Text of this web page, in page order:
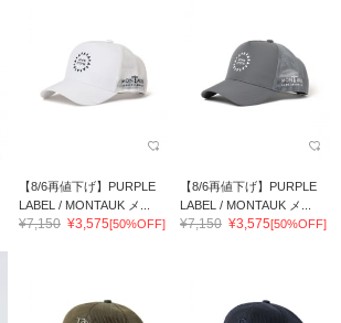
【8/6再値下げ】PURPLE
LABEL / MONTAUK メ...
¥7,150 ¥3,575[50%OFF]
【8/6再値下げ】PURPLE
LABEL / MONTAUK メ...
¥7,150 ¥3,575[50%OFF]